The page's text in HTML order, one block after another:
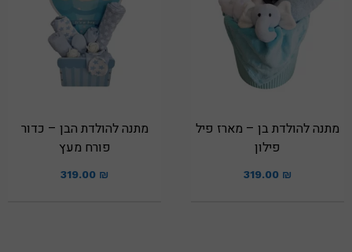
מתנה להולדת בן – מארז פיל
פילון
319.00 ₪
מתנה להולדת הבן – כדור
פורח מעץ
319.00 ₪